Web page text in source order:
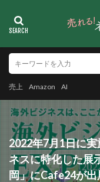
売上 Amazon AI
2022年7月1日に
ネスに特化した展
岡」にCafe24が出